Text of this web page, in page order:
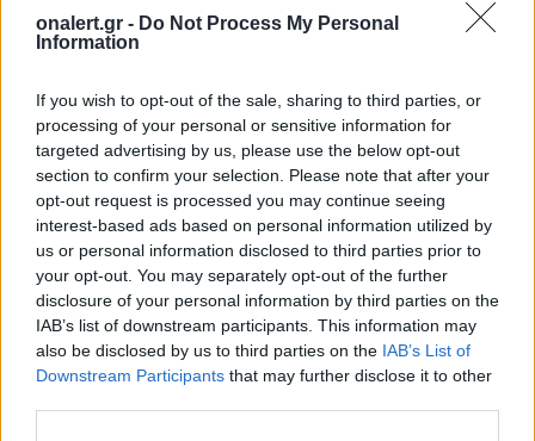
onalert.gr - Do Not Process My Personal
Information
If you wish to opt-out of the sale, sharing to third parties, or
processing of your personal or sensitive information for
targeted advertising by us, please use the below opt-out
section to confirm your selection. Please note that after your
opt-out request is processed you may continue seeing
interest-based ads based on personal information utilized by
us or personal information disclosed to third parties prior to
your opt-out. You may separately opt-out of the further
disclosure of your personal information by third parties on the
IAB’s list of downstream participants. This information may
also be disclosed by us to third parties on the IAB’s List of
Downstream Participants that may further disclose it to other
Patriot στη Σαουδική
Αραβία: Η στρατηγική της
Αθήνας απέναντι στον
«επιτήδειο ουδέτερο» –
Συμμαχίες με Ισραήλ,
Ιράν: «Κλειστά
παραμένουν
Ορμούζ μέχρι
αποδεχτούν
μας»